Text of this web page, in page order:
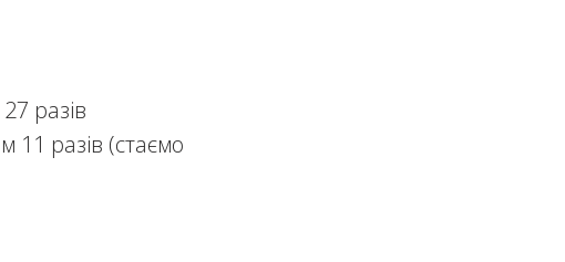
разів
разів (стаємо